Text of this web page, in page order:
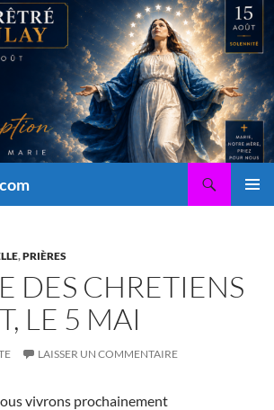
,PRIÈRES
DES CHRETIENS
LE 5 MAI
LAISSER UN COMMENTAIRE
vivrons prochainement